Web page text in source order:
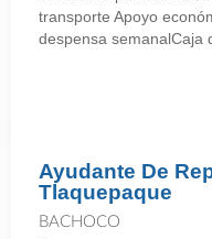
transporte Apoyo
despensa semanalCaja
Ayudante De
Tlaquepaque
BACHOCO